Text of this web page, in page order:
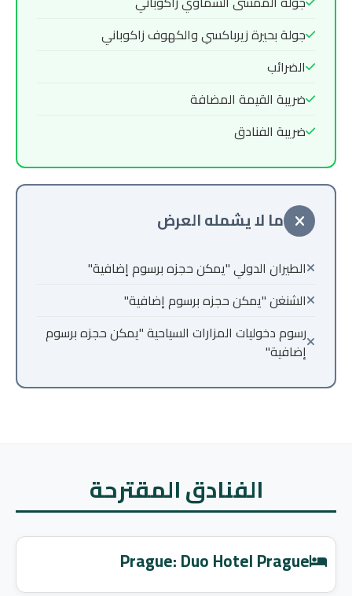
جولة بحيرة زيرباكسي والكهوف زاكوباني
الضرائب
ضريبة القيمة المضافة
ضريبة الفنادق
ما لا يشمله العرض
الطيران الدولي "يمكن حجزه برسوم إضافية"
الشنغن "يمكن حجزه برسوم إضافية"
رسوم دخوليات المزارات السياحية "يمكن حجزه برسوم
إضافية"
الفنادق المقترحة
Prague: Duo Hotel Prague